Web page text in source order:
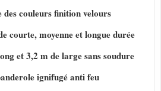
des couleurs finition velours
courte, moyenne et longue durée
et 3,2 m de large sans soudure
ignifugé anti feu